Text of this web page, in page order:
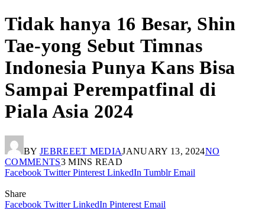
Tidak hanya 16 Besar, Shin
Tae-yong Sebut Timnas
Indonesia Punya Kans Bisa
Sampai Perempatfinal di
Piala Asia 2024
BY JEBREEET MEDIAJANUARY 13, 2024NO
COMMENTS3 MINS READ
Facebook Twitter Pinterest LinkedIn Tumblr Email
Share
Facebook Twitter LinkedIn Pinterest Email